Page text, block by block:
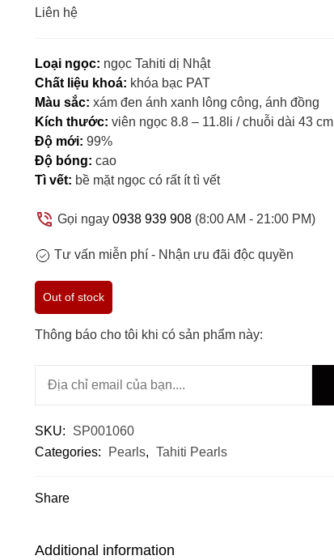
Liên hệ
Loại ngọc: ngọc Tahiti dị Nhật
Chất liệu khoá: khóa bạc PAT
Màu sắc: xám đen ánh xanh lông công, ánh đồng
Kích thước: viên ngọc 8.8 – 11.8li / chuỗi dài 43 cm
Độ mới: 99%
Độ bóng: cao
Tì vết: bề mặt ngọc có rất ít tì vết
Gọi ngay 0938 939 908 (8:00 AM - 21:00 PM)
Tư vấn miễn phí - Nhận ưu đãi độc quyền
Out of stock
Thông báo cho tôi khi có sản phẩm này:
SKU:
SP001060
Categories:
Pearls, Tahiti Pearls
Share
Additional information